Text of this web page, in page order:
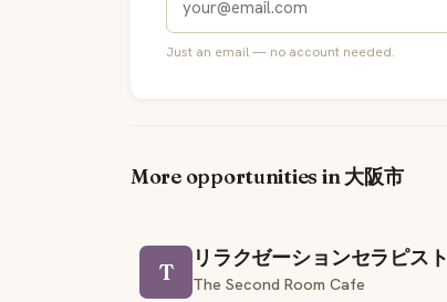
Just an email — no account needed.
More opportunities in 大阪市
T
リラクゼーションセラピスト
The Second Room Cafe